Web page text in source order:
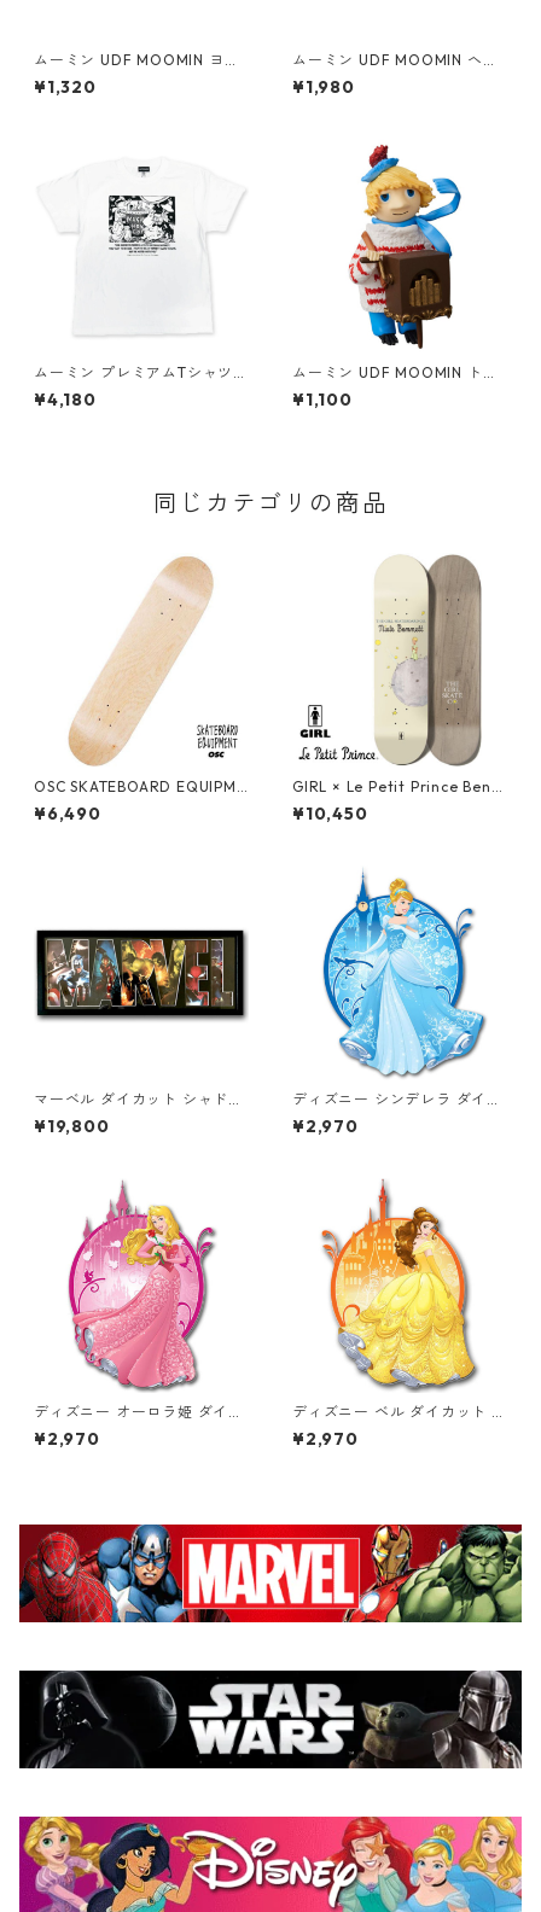
ムーミン UDF MOOMIN ヨク
サル（寝） フィギュア
¥1,320
ムーミン UDF MOOMIN ヘム
レンさんとトフスランとビフ
スラン フィギュア
¥1,980
ムーミン プレミアムTシャツ
思い出 ホワイト 海のオーケス
トラ号 80th 小説TEE MOOMI
¥4,180
ムーミン UDF MOOMIN トゥ
ーティッキー フィギュア
¥1,100
同じカテゴリの商品
OSC SKATEBOARD EQUIPME
NT BLANK DECK スケートボ
ード ブランクデッキ 無地デッ
¥6,490
GIRL × Le Petit Prince Benn
ett Moon Planet Deck スケ
ートボードデッキ 星の王子様
¥10,450
マーベル ダイカット シャドー
ボックス ウォールアート MAR
VEL ウッドフレーム
¥19,800
ディズニー シンデレラ ダイカ
ット ウッドウォールアート DI
SNEY 木製 プリンセス
¥2,970
ディズニー オーロラ姫 ダイカ
ット ウッドウォールアート DI
SNEY 眠れる森の美女 木製 プ
¥2,970
ディズニー ベル ダイカット ウ
ッドウォールアート DISNEY
美女と野獣 木製 プリンセス
¥2,970